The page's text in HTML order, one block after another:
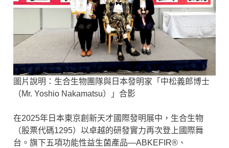
獨董溝通情形
功能委員會
履行誠信
永續報告書
圖片說明：生合生物團隊與日本發明家「中松義郎博士
（Mr. Yoshio Nakamatsu）」合影
在2025年日本東京創新天才國際發明展中，生合生物
（股票代碼1295）以卓越的研發實力再次登上國際舞
台。旗下五項功能性益生菌產品—ABKEFIR®、